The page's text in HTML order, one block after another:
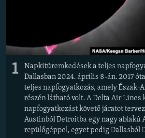
KLÍMAVÁLTOZÁS
A MÚLT TANULSÁGAI
KÖVESSEN MINKET!
Valamennyi RFE/RL weboldal
1
Napkitüremkedések a teljes
Dallasban 2024. április 8-án. 2017
teljes napfogyatkozás, amely Észak-
részén látható volt. A Delta Air Lines
napfogyatkozást követő járatot
Austinból Detroitba egy nagy ablakú
repülőgéppel, egyet pedig Dallasból